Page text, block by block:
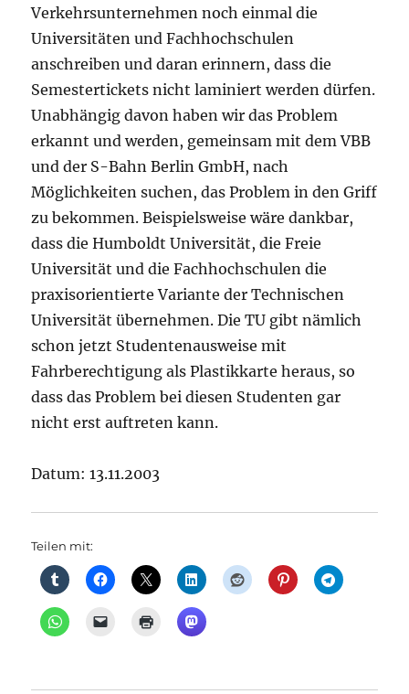
Verkehrsunternehmen noch einmal die
Universitäten und Fachhochschulen
anschreiben und daran erinnern, dass die
Semestertickets nicht laminiert werden dürfen.
Unabhängig davon haben wir das Problem
erkannt und werden, gemeinsam mit dem VBB
und der S-Bahn Berlin GmbH, nach
Möglichkeiten suchen, das Problem in den Griff
zu bekommen. Beispielsweise wäre dankbar,
dass die Humboldt Universität, die Freie
Universität und die Fachhochschulen die
praxisorientierte Variante der Technischen
Universität übernehmen. Die TU gibt nämlich
schon jetzt Studentenausweise mit
Fahrberechtigung als Plastikkarte heraus, so
dass das Problem bei diesen Studenten gar
nicht erst auftreten kann.
Datum: 13.11.2003
Teilen mit: